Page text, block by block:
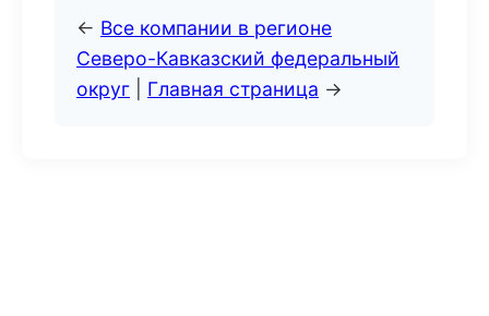
← Все компании в регионе
Северо-Кавказский федеральный
округ
Главная страница →